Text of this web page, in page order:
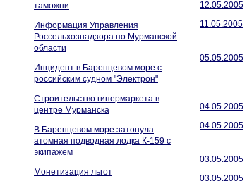
таможни
Информация Управления
Россельхознадзора по Мурманской
области
Инцидент в Баренцевом море с
российским судном "Электрон"
Строительство гипермаркета в
центре Мурманска
В Баренцевом море затонула
атомная подводная лодка К-159 с
экипажем
Монетизация льгот
12.05.2005
11.05.2005
05.05.2005
04.05.2005
04.05.2005
03.05.2005
03.05.2005